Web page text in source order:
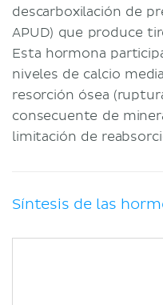
descarboxilación de
APUD) que produce
Esta hormona
niveles de calcio
resorción ósea
consecuente de
limitación de
Síntesis de las